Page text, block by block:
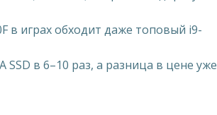
в играх обходит даже топовый i9-
SSD в 6–10 раз, а разница в цене уже